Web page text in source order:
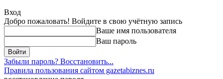
Вход
Добро пожаловать! Войдите в свою учётную запись
Ваше имя пользователя
Ваш пароль
Забыли пароль? Восстановить...
Правила пользования сайтом gazetabiznes.ru